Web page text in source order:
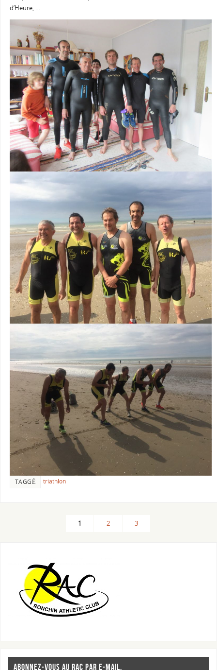
d’Heure, …
TAGGÉ triathlon
1 2 3
ABONNEZ-VOUS AU RAC PAR E-MAIL.